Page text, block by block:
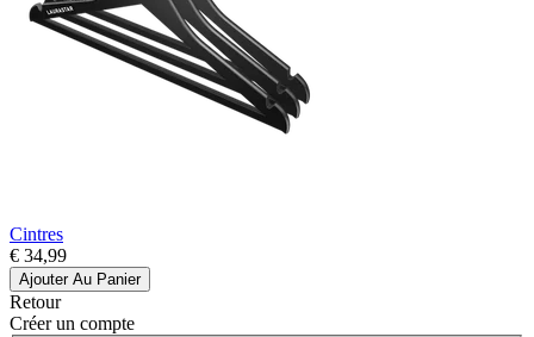
Cintres
€ 34,99
Ajouter Au Panier
Retour
Créer un compte